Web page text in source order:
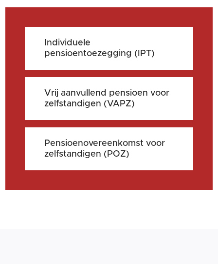
Individuele
pensioentoezegging (IPT)
Vrij aanvullend pensioen voor
zelfstandigen (VAPZ)
Pensioenovereenkomst voor
zelfstandigen (POZ)